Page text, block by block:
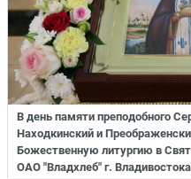
В день памяти преподобного
Находкинский и
Божественную литургию в
ОАО "Владхлеб" г.